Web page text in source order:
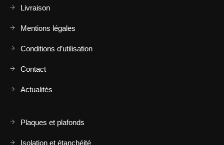
Livraison
Mentions légales
Conditions d’utilisation
Contact
Actualités
Plaques et plafonds
Isolation et étanchéité